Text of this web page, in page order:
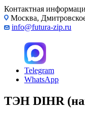
Контактная
Москва,
info@futura-zip.ru
Telegram
WhatsApp
ТЭН DIHR